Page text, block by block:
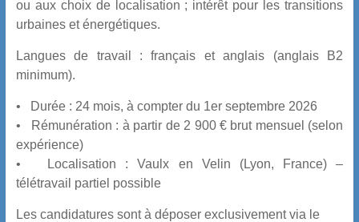
ou aux choix de localisation ; intérêt pour les transitions
urbaines et énergétiques.
Langues de travail : français et anglais (anglais B2
minimum).
• Durée : 24 mois, à compter du 1er septembre 2026
• Rémunération : à partir de 2 900 € brut mensuel (selon
expérience)
• Localisation : Vaulx en Velin (Lyon, France) –
télétravail partiel possible
Les candidatures sont à déposer exclusivement via le